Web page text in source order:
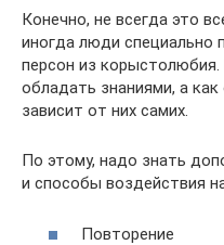
Конечно, не всегда это
иногда люди специально
персон из
обладать знаниями, а
зависит от них самих.
По этому, надо знать
и способы воздействия
Повторение